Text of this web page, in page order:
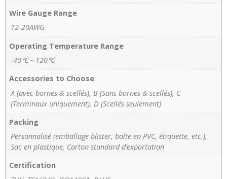
Wire Gauge Range
12-20AWG
Operating Temperature Range
-40℃～120℃
Accessories to Choose
A (avec bornes & scellés), B (Sans bornes & scellés), C
(Terminaux uniquement), D (Scellés seulement)
Packing
Personnalisé (emballage blister, boîte en PVC, étiquette, etc.),
Sac en plastique, Carton standard d’exportation
Certification